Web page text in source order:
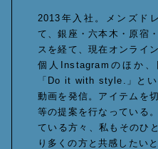
2013年入社。メンズド
て、銀座・六本木・原宿
スを経て、現在オンライ
個人Instagramのほか
「Do it with style.」と
動画を発信。アイテムを
等の提案を行なっている
ている方々、私もそのひ
り多くの方と共感したい